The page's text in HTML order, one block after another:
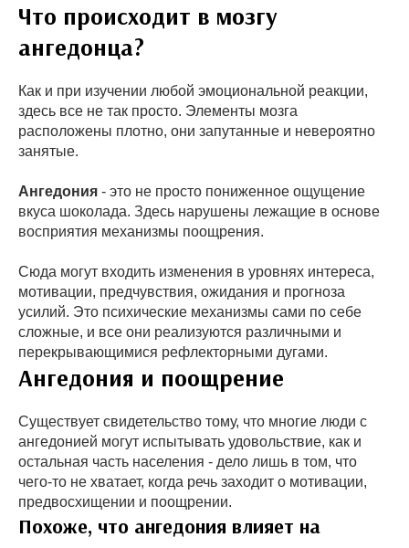
Что происходит в мозгу
ангедонца?
Как и при изучении любой эмоциональной реакции,
здесь все не так просто. Элементы мозга
расположены плотно, они запутанные и невероятно
занятые.
Ангедония - это не просто пониженное ощущение
вкуса шоколада. Здесь нарушены лежащие в основе
восприятия механизмы поощрения.
Сюда могут входить изменения в уровнях интереса,
мотивации, предчувствия, ожидания и прогноза
усилий. Это психические механизмы сами по себе
сложные, и все они реализуются различными и
перекрывающимися рефлекторными дугами.
Ангедония и поощрение
Существует свидетельство тому, что многие люди с
ангедонией могут испытывать удовольствие, как и
остальная часть населения - дело лишь в том, что
чего-то не хватает, когда речь заходит о мотивации,
предвосхищении и поощрении.
Похоже, что ангедония влияет на